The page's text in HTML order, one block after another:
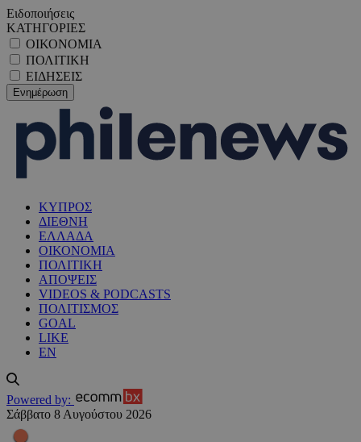
Ειδοποιήσεις
ΚΑΤΗΓΟΡΙΕΣ
ΟΙΚΟΝΟΜΙΑ
ΠΟΛΙΤΙΚΗ
ΕΙΔΗΣΕΙΣ
ΚΥΠΡΟΣ
ΔΙΕΘΝΗ
ΕΛΛΑΔΑ
ΟΙΚΟΝΟΜΙΑ
ΠΟΛΙΤΙΚΗ
ΑΠΟΨΕΙΣ
VIDEOS & PODCASTS
ΠΟΛΙΤΙΣΜΟΣ
GOAL
LIKE
EN
Powered by:
Σάββατο 8 Αυγούστου 2026